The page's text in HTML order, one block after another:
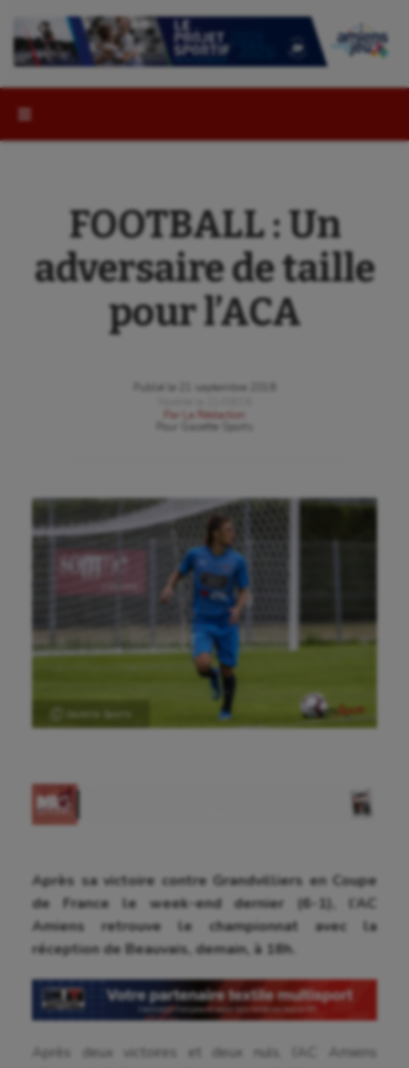
Auto
Aviron
Ballon au poing
FOOTBALL : Un
adversaire de taille
pour l’ACA
Publié le
21 septembre 2018
Par
La Rédaction
Gazette Sports
Ⓒ Gazette Sports
Après sa victoire contre Grandvilliers en Coupe
de France le week-end dernier (6-1), l’AC
Amiens retrouve le championnat avec la
réception de Beauvais, demain, à 18h.
Après deux victoires et deux nuls, l’AC Amiens